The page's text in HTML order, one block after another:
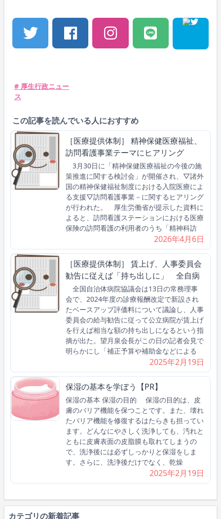
# 厚生行政ニュー
ス
この記事を読んでいる人におすすめ
［医療提供体制］ 精神保健医療福祉、
訪問看護事業テーマにヒアリング
3月30日に「精神保健医療福祉の今後の施
策推進に関する検討会」が開催され、▽諸外
国の精神保健福祉制度における入院医療によ
る支援▽訪問看護事業－に関するヒアリング
が行われた。 厚生労働省が提示した資料に
よると、訪問看護ステーションにおける医療
保険の訪問看護の利用者のうち「精神科訪
2026年4月6日
［医療提供体制］ 賃上げ、人事委員会
勧告に従えば「持ち出しに」 全自病
全国自治体病院協議会は13日の常務理事
会で、2024年度の診療報酬改定で新設され
たベースアップ評価料について議論し、人事
委員会の給与勧告に従って公立病院が賃上げ
を行えば相当な額の持ち出しになるという指
摘が出た。望月泉会長がこの日の記者会見で
明らかにし「補正予算や補助金などによる
2025年2月19日
保湿の基本を学ぼう【PR】
保湿の基本 保湿の目的 保湿の目的は、皮
膚のバリア機能を保つことです。また、壊れ
たバリア機能を修復するはたらきも担ってい
ます。どんなにやさしく洗浄しても、汚れと
ともに皮膚表面の皮脂膜も取れてしまうの
で、洗浄後には必ずしっかりと保湿をしま
す。さらに、洗浄後だけでなく、乾燥
2025年2月19日
カテゴリの新着記事